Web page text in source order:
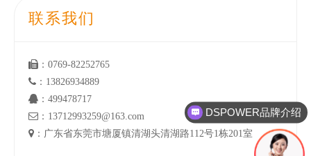
联系我们
 ：0769-82252765
 ：13826934889
 ：499478717
 ：13712993259@163.com
 ：广东省东莞市塘厦镇清湖头清湖路112号1栋201室
DSPOWER品牌介绍